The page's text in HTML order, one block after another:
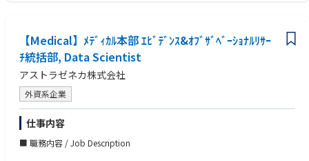
・ビジネスで意思疎通ができる日本語力および英語力
求める行動特性：
・チームのミッションに落とし込み、仮説思考でアクションを導く
・自/他部門へ働きかけ、相反する意見も受容しながら推進
・前例にとらわれず最適解を追求し変革を実行
・高い成果に向けて軌道修正し完遂
【Medical】ﾒﾃﾞｨｶﾙ本部 ｴﾋﾞﾃﾞﾝｽ&ｵﾌﾞｻﾞﾍﾞｰｼｮﾅﾙﾘｻｰ
ﾁ統括部, Data Scientist
アストラゼネカ株式会社
外資系企業
仕事内容
■ 職務内容 / Job Description